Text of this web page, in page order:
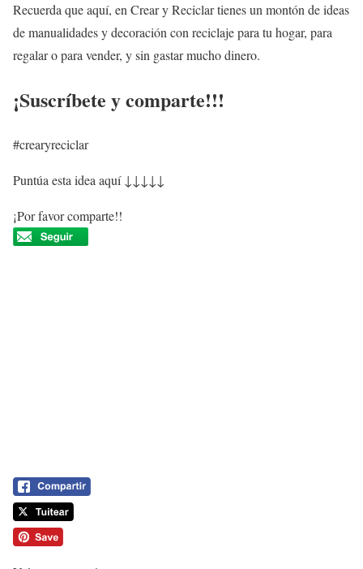
Recuerda que aquí, en Crear y Reciclar tienes un montón de ideas
de manualidades y decoración con reciclaje para tu hogar, para
regalar o para vender, y sin gastar mucho dinero.
¡Suscríbete y comparte!!!
#crearyreciclar
Puntúa esta idea aquí ↓↓↓↓↓
¡Por favor comparte!!